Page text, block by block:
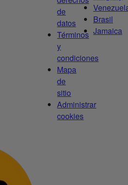
de
datos
Términos
y
condiciones
Mapa
de
sitio
Administrar
cookies
Brasil
Jamaica